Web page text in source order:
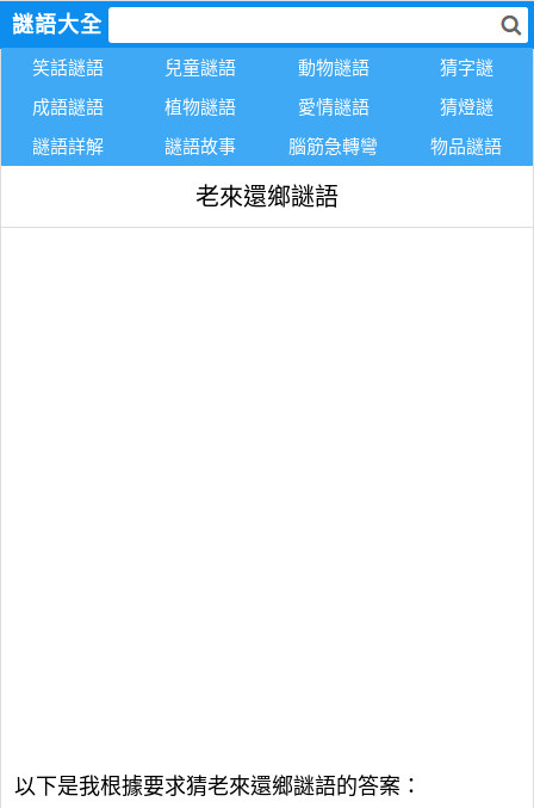
謎語大全
笑話謎語 兒童謎語 動物謎語
猜字謎
成語謎語
植物謎語 愛情謎語
猜燈謎
謎語詳解
謎語故事 腦筋急轉彎 物品謎語
老來還鄉謎語
以下是我根據要求猜老來還鄉謎語的答案：